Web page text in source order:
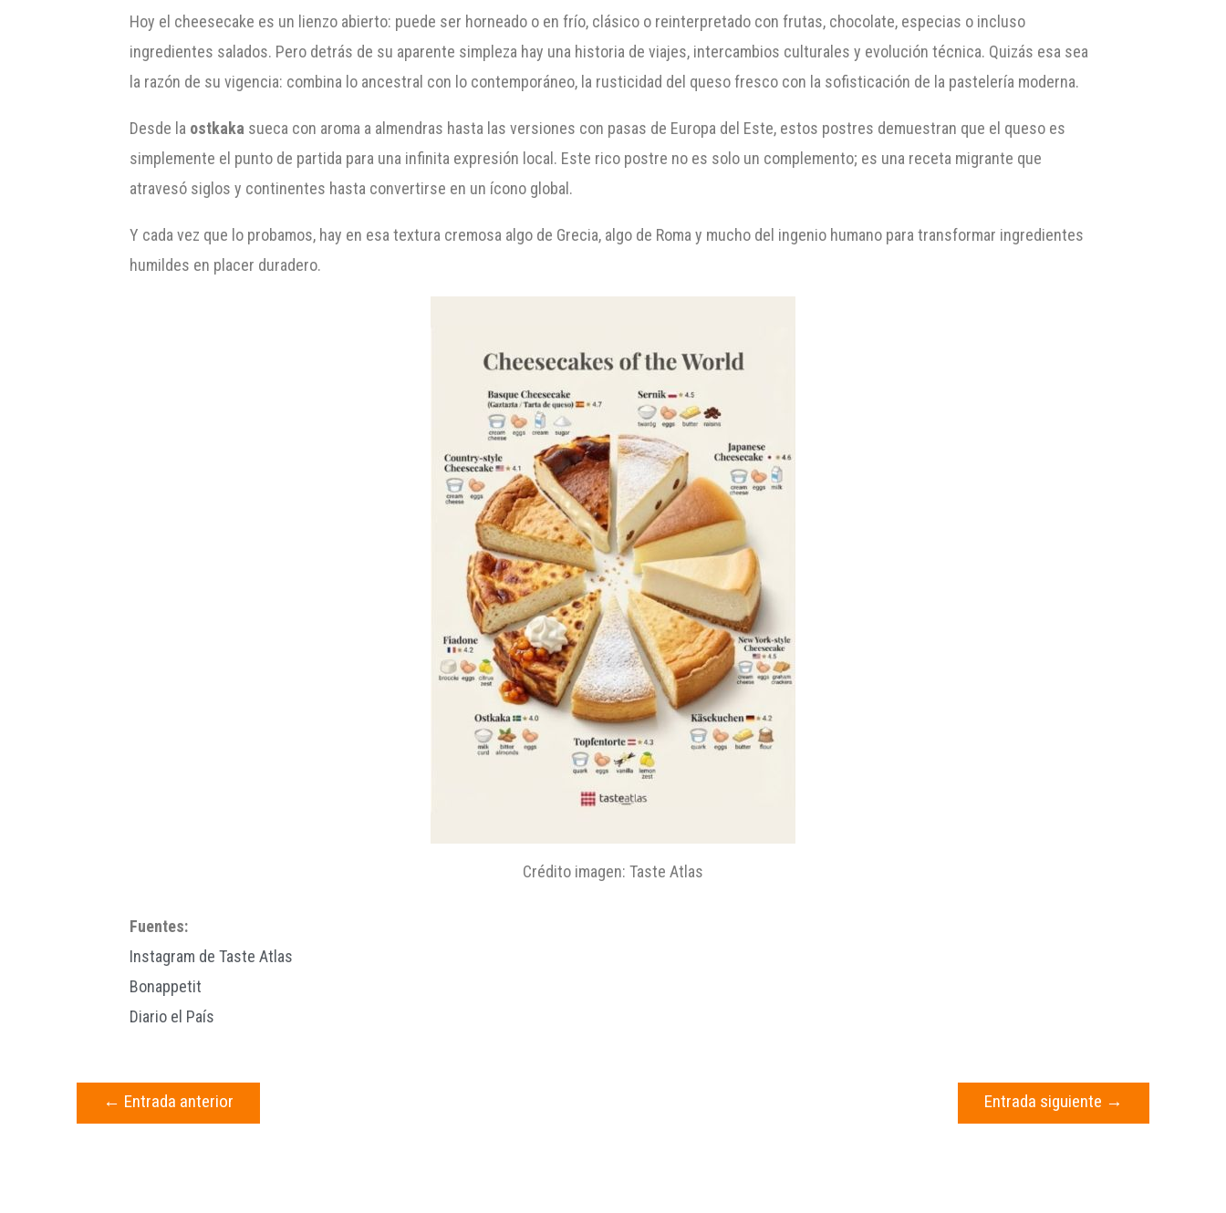
Hoy el cheesecake es un lienzo abierto: puede ser horneado o en frío, clásico o reinterpretado con frutas, chocolate, especias o incluso
ingredientes salados. Pero detrás de su aparente simpleza hay una historia de viajes, intercambios culturales y evolución técnica. Quizás esa sea
la razón de su vigencia: combina lo ancestral con lo contemporáneo, la rusticidad del queso fresco con la sofisticación de la pastelería moderna.
Desde la ostkaka sueca con aroma a almendras hasta las versiones con pasas de Europa del Este, estos postres demuestran que el queso es
simplemente el punto de partida para una infinita expresión local. Este rico postre no es solo un complemento; es una receta migrante que
atravesó siglos y continentes hasta convertirse en un ícono global.
Y cada vez que lo probamos, hay en esa textura cremosa algo de Grecia, algo de Roma y mucho del ingenio humano para transformar ingredientes
humildes en placer duradero.
Crédito imagen: Taste Atlas
Fuentes:
Instagram de Taste Atlas
Bonappetit
Diario el País
← Entrada anterior Entrada siguiente →